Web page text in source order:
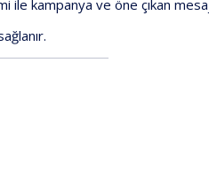
ile kampanya ve öne çıkan